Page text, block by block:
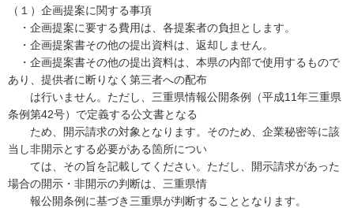
（１）企画提案に関する事項
・企画提案に要する費用は、各提案者の負担とします。
・企画提案書その他の提出資料は、返却しません。
・企画提案書その他の提出資料は、本県の内部で使用するもので
あり、提供者に断りなく第三者への配布
は行いません。ただし、三重県情報公開条例（平成11年三重県
条例第42号）で定義する公文書となる
ため、開示請求の対象となります。そのため、企業秘密等に該
当し非開示とする必要がある箇所につい
ては、その旨を記載してください。ただし、開示請求があった
場合の開示・非開示の判断は、三重県情
報公開条例に基づき三重県が判断することとなります。